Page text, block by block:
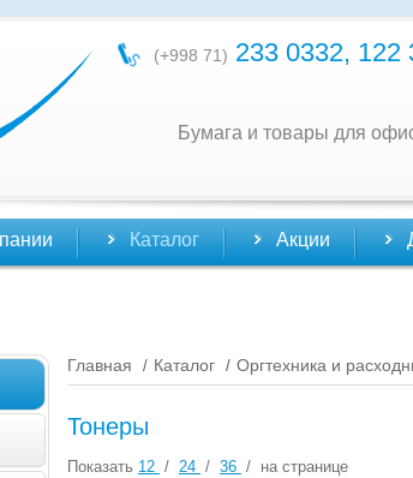
(+998 71) 233 0332, 122
Бумага и товары для
Каталог Акции
Главная / Каталог / Оргтехника и
Тонеры
Показать 12 / 24 / 36 / на странице